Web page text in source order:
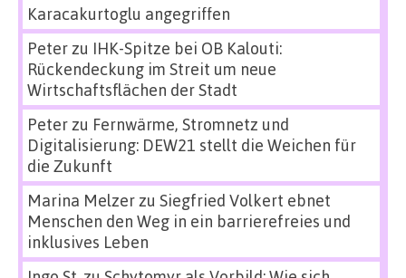
Karacakurtoglu angegriffen
Peterzu IHK-Spitze bei OB Kalouti:
Rückendeckung im Streit um neue
Wirtschaftsflächen der Stadt
Peterzu Fernwärme, Stromnetz und
Digitalisierung: DEW21 stellt die Weichen für
die Zukunft
Marina Melzerzu Siegfried Volkert ebnet
Menschen den Weg in ein barrierefreies und
inklusives Leben